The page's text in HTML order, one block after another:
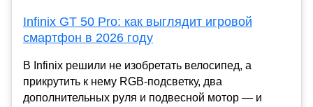
Infinix GT 50 Pro: как выглядит игровой
смартфон в 2026 году
В Infinix решили не изобретать велосипед, а
прикрутить к нему RGB-подсветку, два
дополнительных руля и подвесной мотор — и